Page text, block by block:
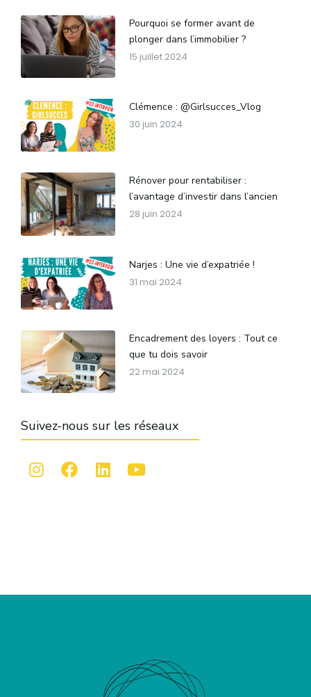
Pourquoi se former avant de
plonger dans l’immobilier ?
15 juillet 2024
Clémence : @Girlsucces_Vlog
30 juin 2024
Rénover pour rentabiliser :
l’avantage d’investir dans l’ancien
28 juin 2024
Narjes : Une vie d’expatriée !
31 mai 2024
Encadrement des loyers : Tout ce
que tu dois savoir
22 mai 2024
Suivez-nous sur les réseaux